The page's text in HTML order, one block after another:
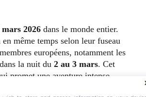
mars 2026 dans le monde entier.
en même temps selon leur fuseau
européens, notamment les
la nuit du 2 au 3 mars. Cet
promet une aventure intense.